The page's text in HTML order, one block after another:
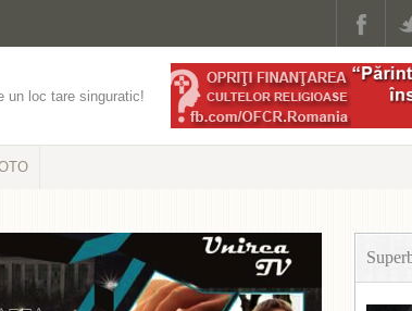
un loc tare singuratic!